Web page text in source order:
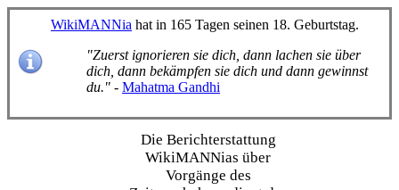
WikiMANNia hat in 165 Tagen seinen 18. Geburtstag.
"Zuerst ignorieren sie dich, dann lachen sie über
dich, dann bekämpfen sie dich und dann gewinnst
du." - Mahatma Gandhi
Die Bericht­erstattung
WikiMANNias über
Vorgänge des